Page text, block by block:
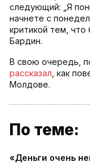
следующий: „Я
начнете с
критикой тем, что
Бардин.
В свою очередь,
рассказал , как
Молдове.
По теме:
«Деньги очень